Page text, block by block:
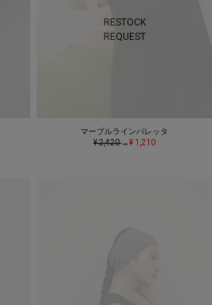
RESTOCK
REQUEST
マーブルラインバレッタ
¥ 2,420→¥ 1,210